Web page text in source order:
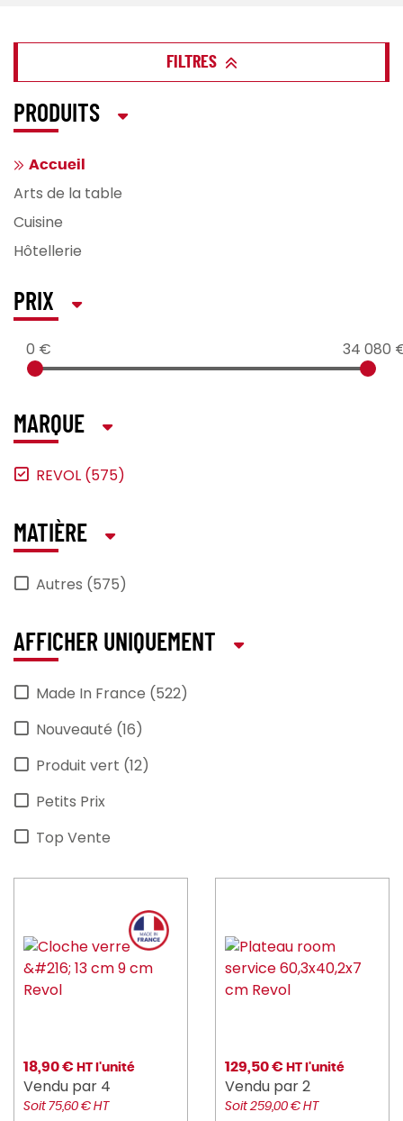
FILTRES
PRODUITS
Accueil
Arts de la table
Cuisine
Hôtellerie
PRIX
0 € 34 080
MARQUE
REVOL (575)
MATIÈRE
Autres (575)
AFFICHER UNIQUEMENT
Made In France (522)
Nouveauté (16)
Produit vert (12)
Petits Prix
Top Vente
18,90 € HT l'unité
Vendu par 4
Soit 75,60 € HT
129,50 € HT l'unité
Vendu par 2
Soit 259,00 € HT